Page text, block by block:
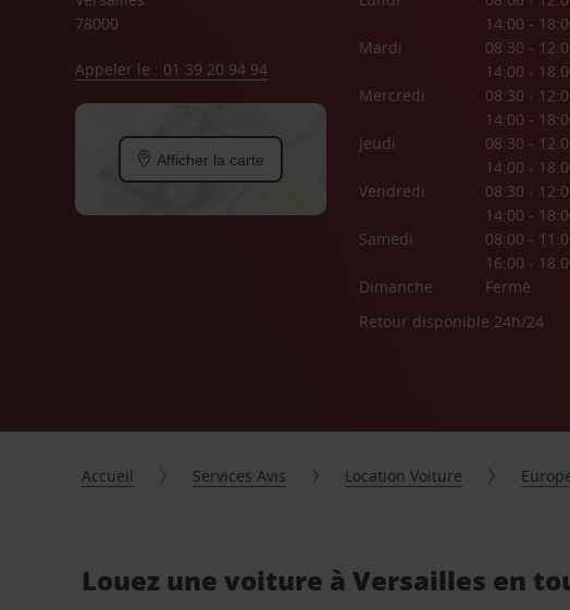
78000
Appeler le : 01 39 20 94 94
Afficher la carte
14:00 -
Mardi
08:30 -
14:00 -
Mercredi
08:30 -
14:00 -
Jeudi
08:30 -
14:00 -
Vendredi
08:30 -
14:00 -
Samedi
08:00 -
16:00 -
Dimanche
Fermé
Retour disponible 24h/24
Accueil Services Avis Location Voiture
Louez une voiture à Versailles en